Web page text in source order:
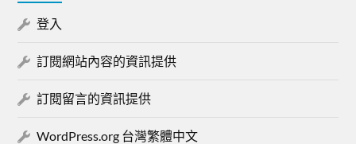
登入
訂閱網站內容的資訊提供
訂閱留言的資訊提供
WordPress.org 台灣繁體中文